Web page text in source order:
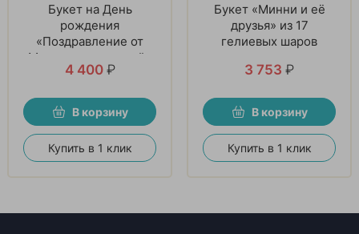
Букет на День
рождения
«Поздравление от
Минни и его друзей»
из 21 шаров
4 400 ₽
В корзину
Купить в 1 клик
Букет «Минни и её
друзья» из 17
гелиевых шаров
3 753 ₽
В корзину
Купить в 1 клик